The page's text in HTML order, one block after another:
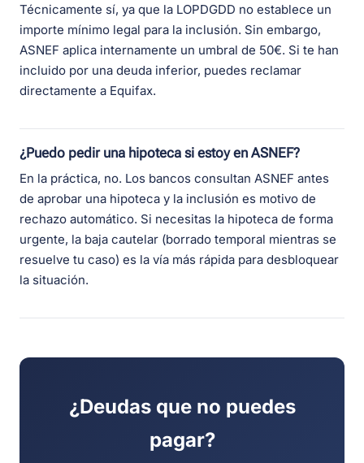
Técnicamente sí, ya que la LOPDGDD no establece un
importe mínimo legal para la inclusión. Sin embargo,
ASNEF aplica internamente un umbral de 50€. Si te han
incluido por una deuda inferior, puedes reclamar
directamente a Equifax.
¿Puedo pedir una hipoteca si estoy en ASNEF?
En la práctica, no. Los bancos consultan ASNEF antes
de aprobar una hipoteca y la inclusión es motivo de
rechazo automático. Si necesitas la hipoteca de forma
urgente, la baja cautelar (borrado temporal mientras se
resuelve tu caso) es la vía más rápida para desbloquear
la situación.
¿Deudas que no puedes
pagar?